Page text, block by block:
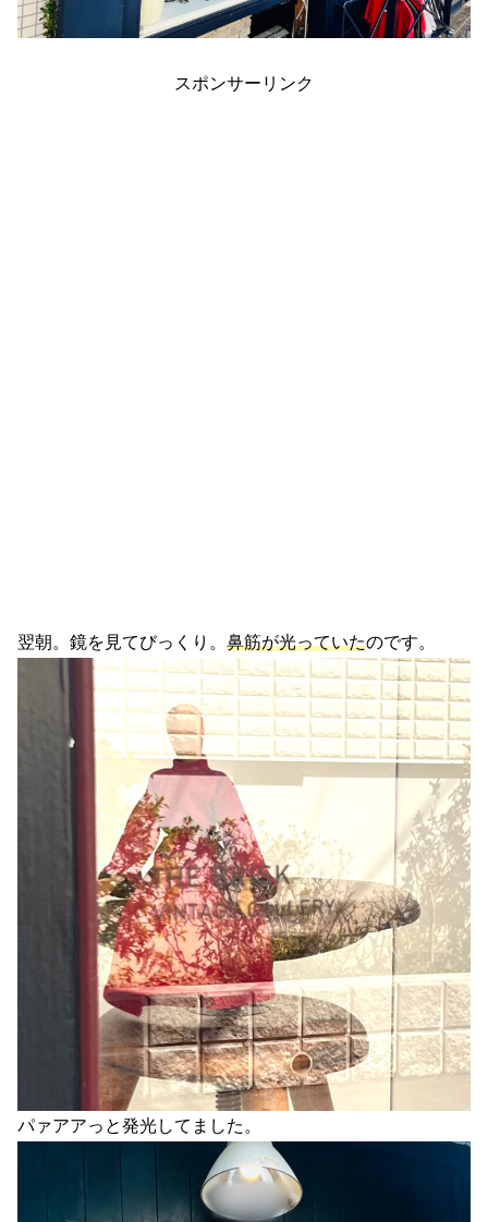
スポンサーリンク
翌朝。鏡を見てびっくり。 鼻筋が光っていたのです。
パァアアっと発光してました。